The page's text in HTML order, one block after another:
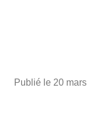
Publié le 20